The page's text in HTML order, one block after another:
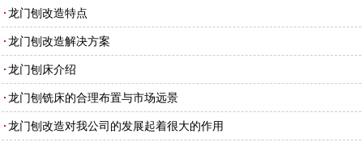
龙门刨改造特点
龙门刨改造解决方案
龙门刨床介绍
龙门刨铣床的合理布置与市场远景
龙门刨改造对我公司的发展起着很大的作用